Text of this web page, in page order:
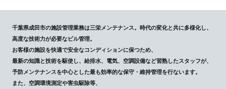
千葉県成田市の施設管理業務は三栄メンテナンス。時代の変化と共に多様化し、
高度な技術力が必要なビル管理。
お客様の施設を快適で安全なコンディションに保つため、
最新の知識と技術を駆使し、給排水、電気、空調設備など習熟したスタッフが、
予防メンテナンスを中心とした最も効率的な保守・維持管理を行ないます。
また、空調環境測定や害虫駆除等、